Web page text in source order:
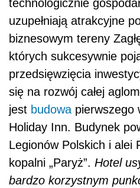
technologicznie
uzupełniają atrakcyjne
biznesowym tereny
których sukcesywnie
przedsięwzięcia
się na rozwój całej
jest budowa pierwszego
Holiday Inn. Budynek
Legionów Polskich i alei
kopalni „Paryż”. Hotel
bardzo korzystnym